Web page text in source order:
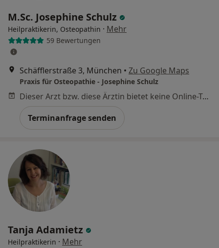
M.Sc. Josephine Schulz
Heilpraktikerin, Osteopathin · Mehr
59 Bewertungen
Schäfflerstraße 3, München • Zu Google Maps
Praxis für Osteopathie - Josephine Schulz
Dieser Arzt bzw. diese Ärztin bietet keine Online-Terminbuchung an diesem Standort an.
Terminanfrage senden
Tanja Adamietz
Heilpraktikerin · Mehr